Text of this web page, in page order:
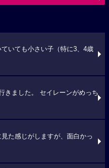
いても小さい子（特に3、4歳
きました。 セイレーンがめっち
た感じがしますが、面白かっ